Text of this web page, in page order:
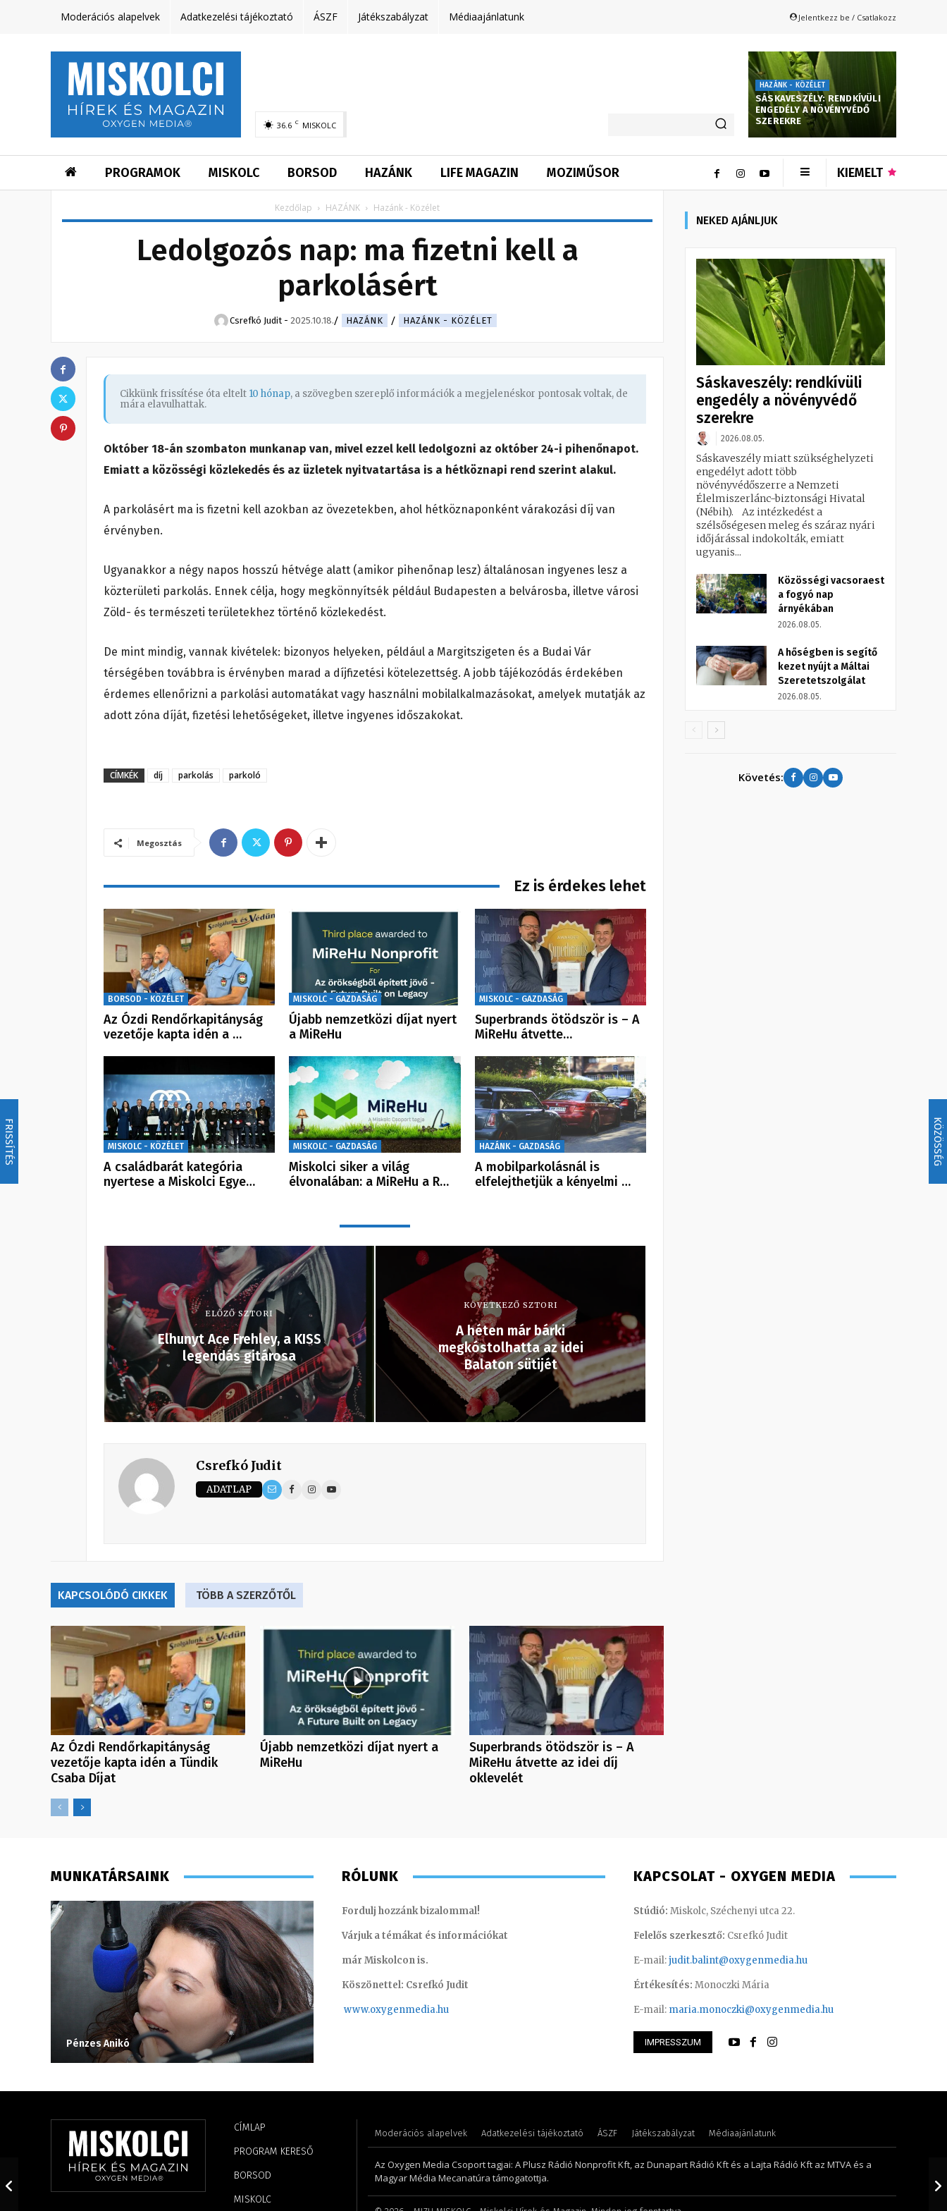
FRISSÍTÉS KÖZÖSSÉG
Moderációs alapelvek Adatkezelési tájékoztató ÁSZF Játékszabályzat Médiaajánlatunk Jelentkezz be / Csatlakozz
36.6 C MISKOLC
HAZÁNK - KÖZÉLET
SÁSKAVESZÉLY: RENDKÍVÜLI
ENGEDÉLY A NÖVÉNYVÉDŐ
SZEREKRE
PROGRAMOK MISKOLC BORSOD HAZÁNK LIFE MAGAZIN MOZIMŰSOR KIEMELT
Kezdőlap HAZÁNK Hazánk - Közélet
Ledolgozós nap: ma fizetni kell a
parkolásért
Csrefkó Judit - 2025.10.18. HAZÁNK HAZÁNK - KÖZÉLET
Cikkünk frissítése óta eltelt 10 hónap, a szövegben szereplő információk a megjelenéskor pontosak voltak, de
mára elavulhattak.
Október 18-án szombaton munkanap van, mivel ezzel kell ledolgozni az október 24-i pihenőnapot.
Emiatt a közösségi közlekedés és az üzletek nyitvatartása is a hétköznapi rend szerint alakul.
A parkolásért ma is fizetni kell azokban az övezetekben, ahol hétköznaponként várakozási díj van
érvényben.
Ugyanakkor a négy napos hosszú hétvége alatt (amikor pihenőnap lesz) általánosan ingyenes lesz a
közterületi parkolás. Ennek célja, hogy megkönnyítsék például Budapesten a belvárosba, illetve városi
Zöld- és természeti területekhez történő közlekedést.
De mint mindig, vannak kivételek: bizonyos helyeken, például a Margitszigeten és a Budai Vár
térségében továbbra is érvényben marad a díjfizetési kötelezettség. A jobb tájékozódás érdekében
érdemes ellenőrizni a parkolási automatákat vagy használni mobilalkalmazásokat, amelyek mutatják az
adott zóna díját, fizetési lehetőségeket, illetve ingyenes időszakokat.
CÍMKÉK díj parkolás parkoló
Megosztás
Ez is érdekes lehet
BORSOD - KÖZÉLET
Az Ózdi Rendőrkapitányság
vezetője kapta idén a …
MISKOLC - GAZDASÁG
Újabb nemzetközi díjat nyert
a MiReHu
MISKOLC - GAZDASÁG
Superbrands ötödször is – A
MiReHu átvette…
MISKOLC - KÖZÉLET
A családbarát kategória
nyertese a Miskolci Egye…
MISKOLC - GAZDASÁG
Miskolci siker a világ
élvonalában: a MiReHu a R…
HAZÁNK - GAZDASÁG
A mobilparkolásnál is
elfelejthetjük a kényelmi …
ELŐZŐ SZTORI
Elhunyt Ace Frehley, a KISS
legendás gitárosa
KÖVETKEZŐ SZTORI
A héten már bárki
megkóstolhatta az idei
Balaton sütijét
Csrefkó Judit
ADATLAP
KAPCSOLÓDÓ CIKKEK TÖBB A SZERZŐTŐL
Az Ózdi Rendőrkapitányság
vezetője kapta idén a Tündik
Csaba Díjat
Újabb nemzetközi díjat nyert a
MiReHu
Superbrands ötödször is – A
MiReHu átvette az idei díj
oklevelét
NEKED AJÁNLJUK
Sáskaveszély: rendkívüli
engedély a növényvédő
szerekre
2026.08.05.
Sáskaveszély miatt szükséghelyzeti
engedélyt adott több
növényvédőszerre a Nemzeti
Élelmiszerlánc-biztonsági Hivatal
(Nébih). Az intézkedést a
szélsőségesen meleg és száraz nyári
időjárással indokolták, emiatt
ugyanis...
Közösségi vacsoraest
a fogyó nap
árnyékában
2026.08.05.
A hőségben is segítő
kezet nyújt a Máltai
Szeretetszolgálat
2026.08.05.
Követés:
MUNKATÁRSAINK
Pénzes Anikó Kőműves Krisztián – programozó, technikus
RÓLUNK
Fordulj hozzánk bizalommal!
Várjuk a témákat és információkat
már Miskolcon is.
Köszönettel: Csrefkó Judit
www.oxygenmedia.hu
KAPCSOLAT - OXYGEN MEDIA
Stúdió: Miskolc, Széchenyi utca 22.
Felelős szerkesztő: Csrefkó Judit
E-mail:judit.balint@oxygenmedia.hu
Értékesítés: Monoczki Mária
E-mail: maria.monoczki@oxygenmedia.hu
IMPRESSZUM
CÍMLAP
PROGRAM KERESŐ
BORSOD
MISKOLC
Moderációs alapelvek Adatkezelési tájékoztató ÁSZF Játékszabályzat Médiaajánlatunk
Az Oxygen Media Csoport tagjai: A Plusz Rádió Nonprofit Kft, az Dunapart Rádió Kft és a Lajta Rádió Kft az MTVA és a
Magyar Média Mecanatúra támogatottja.